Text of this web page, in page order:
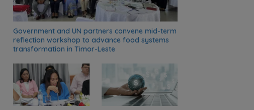
Government and UN partners convene mid-term
reflection workshop to advance food systems
transformation in Timor-Leste